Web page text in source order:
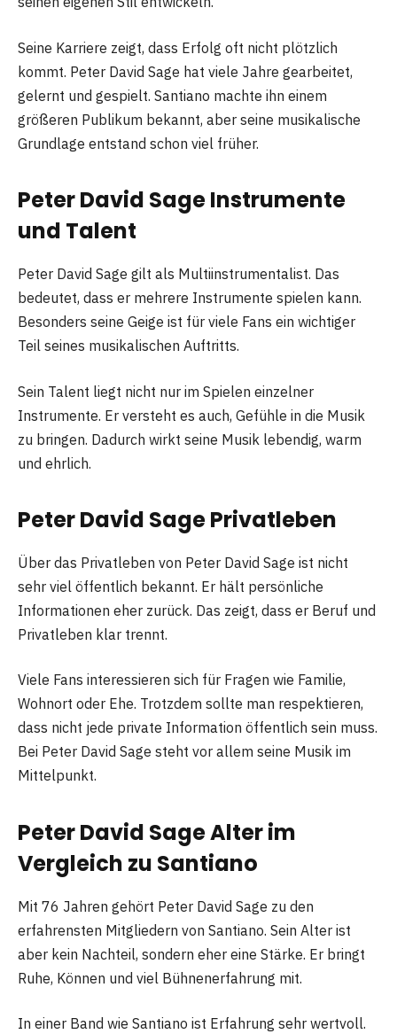
Seine Karriere zeigt, dass Erfolg oft nicht plötzlich
kommt. Peter David Sage hat viele Jahre gearbeitet,
gelernt und gespielt. Santiano machte ihn einem
größeren Publikum bekannt, aber seine musikalische
Grundlage entstand schon viel früher.
Peter David Sage Instrumente
und Talent
Peter David Sage gilt als Multiinstrumentalist. Das
bedeutet, dass er mehrere Instrumente spielen kann.
Besonders seine Geige ist für viele Fans ein wichtiger
Teil seines musikalischen Auftritts.
Sein Talent liegt nicht nur im Spielen einzelner
Instrumente. Er versteht es auch, Gefühle in die Musik
zu bringen. Dadurch wirkt seine Musik lebendig, warm
und ehrlich.
Peter David Sage Privatleben
Über das Privatleben von Peter David Sage ist nicht
sehr viel öffentlich bekannt. Er hält persönliche
Informationen eher zurück. Das zeigt, dass er Beruf und
Privatleben klar trennt.
Viele Fans interessieren sich für Fragen wie Familie,
Wohnort oder Ehe. Trotzdem sollte man respektieren,
dass nicht jede private Information öffentlich sein muss.
Bei Peter David Sage steht vor allem seine Musik im
Mittelpunkt.
Peter David Sage Alter im
Vergleich zu Santiano
Mit 76 Jahren gehört Peter David Sage zu den
erfahrensten Mitgliedern von Santiano. Sein Alter ist
aber kein Nachteil, sondern eher eine Stärke. Er bringt
Ruhe, Können und viel Bühnenerfahrung mit.
In einer Band wie Santiano ist Erfahrung sehr wertvoll.